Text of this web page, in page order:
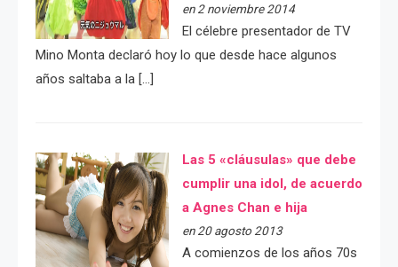
en 2 noviembre 2014
El célebre presentador de TV
Mino Monta declaró hoy lo que desde hace algunos
años saltaba a la […]
Las 5 «cláusulas» que debe
cumplir una idol, de acuerdo
a Agnes Chan e hija
en 20 agosto 2013
A comienzos de los años 70s